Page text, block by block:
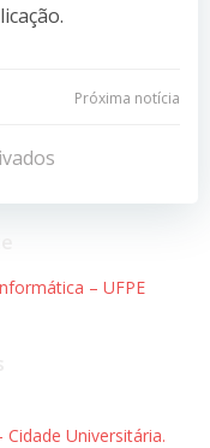
Próxima notícia
– UFPE
Cidade Universitária.